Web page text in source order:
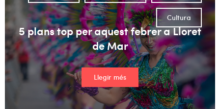
5 plans top per aquest febrer a Lloret
de Mar
Llegir més
Cultura